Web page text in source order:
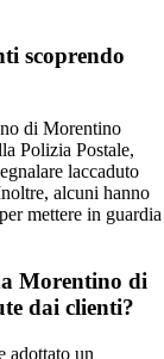
scoprendo
di Morentino
Polizia Postale,
laccaduto
alcuni hanno
mettere in guardia
Morentino di
dai clienti?
adottato un